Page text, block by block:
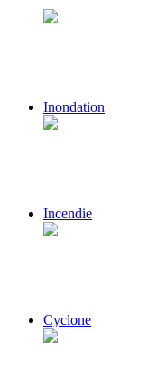
Inondation
Incendie
Cyclone